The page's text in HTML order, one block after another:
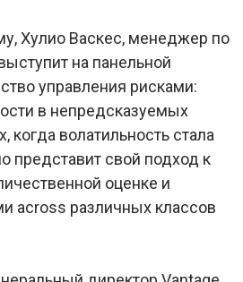
Хулио Васкес, менеджер по
на панельной
управления рисками:
в непредсказуемых
когда волатильность стала
представит свой подход к
оценке и
across различных классов